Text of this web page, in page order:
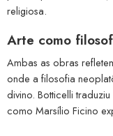
religiosa.
Arte como
Ambas as obras
onde a filosofia
divino. Botticelli
como Marsílio Ficino